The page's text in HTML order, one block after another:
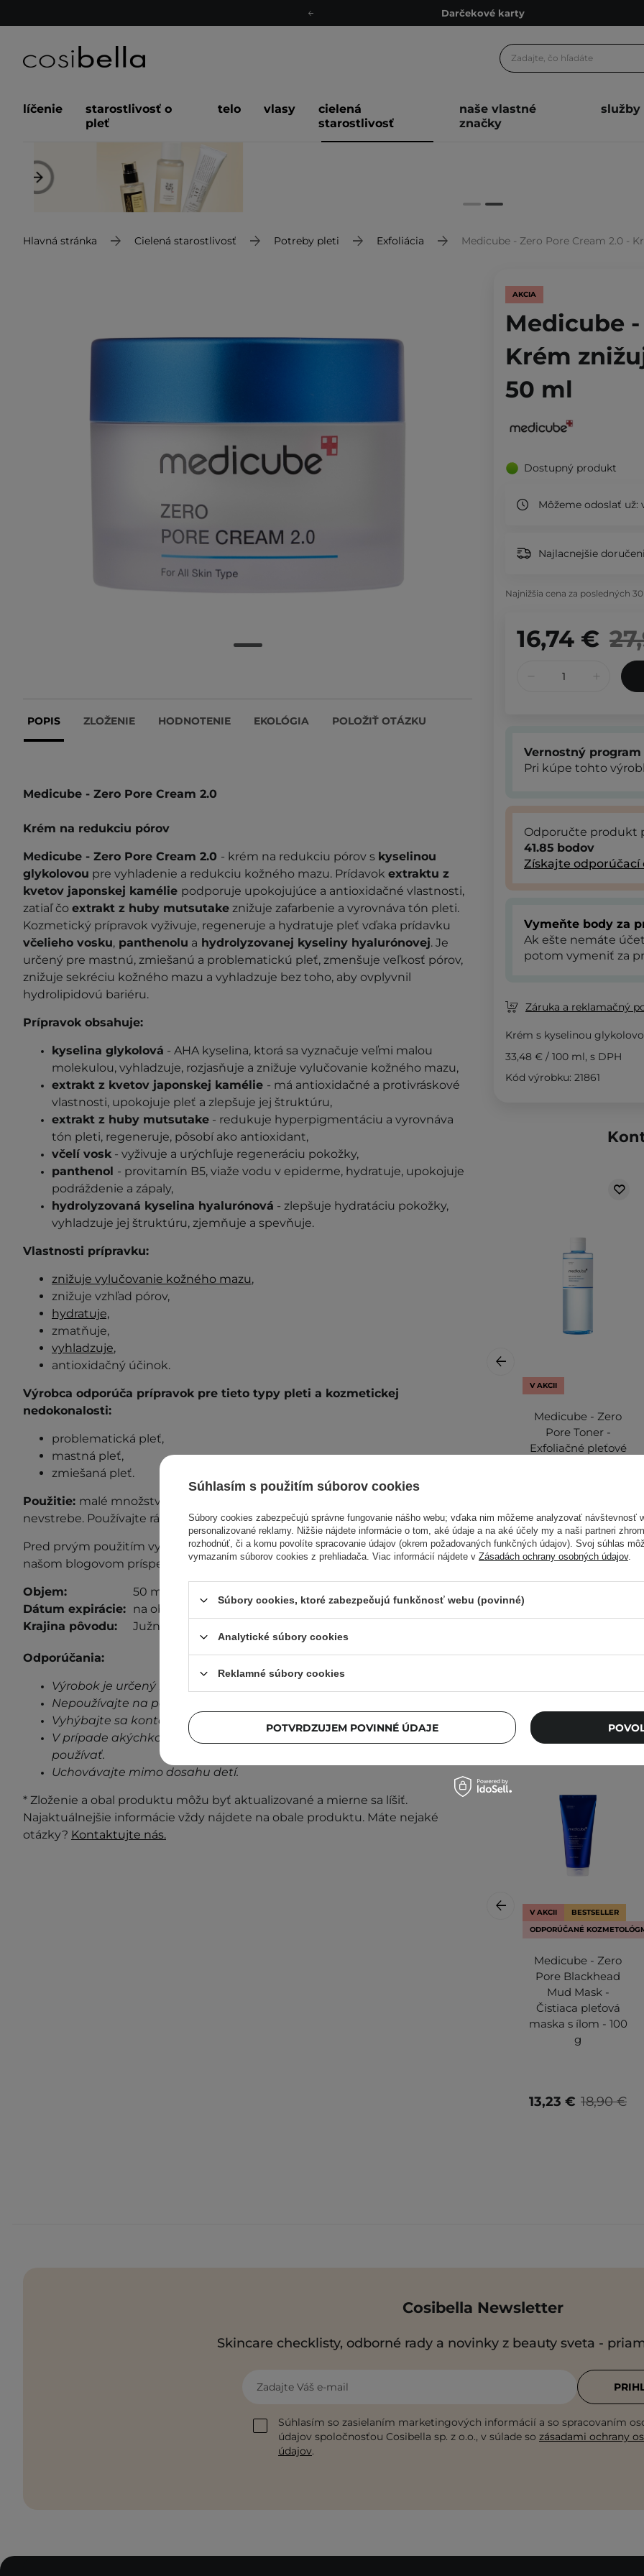
Darčekové karty
Odmeňovací program
Darčekové karty
líčenie
starostlivosť o
pleť
telo vlasy
cielená
starostlivosť
naše vlastné
značky
služby
Hlavná stránka Cielená starostlivosť Potreby pleti Exfoliácia Medicube - Zero Pore Cream 2.0 -
POPIS ZLOŽENIE HODNOTENIE EKOLÓGIA POLOŽIŤ OTÁZKU
Medicube - Zero Pore Cream 2.0
Krém na redukciu pórov
Medicube - Zero Pore Cream 2.0 - krém na redukciu pórov s kyselinou
glykolovou pre vyhladenie a redukciu kožného mazu. Prídavok extraktu z
kvetov japonskej kamélie podporuje upokojujúce a antioxidačné vlastnosti,
zatiaľ čo extrakt z huby mutsutake znižuje zafarbenie a vyrovnáva tón pleti.
Kozmetický prípravok vyživuje, regeneruje a hydratuje pleť vďaka prídavku
včelieho vosku, panthenolu a hydrolyzovanej kyseliny hyalurónovej. Je
určený pre mastnú, zmiešanú a problematickú pleť, zmenšuje veľkosť pórov,
znižuje sekréciu kožného mazu a vyhladzuje bez toho, aby ovplyvnil
hydrolipidovú bariéru.
Prípravok obsahuje:
kyselina glykolová - AHA kyselina, ktorá sa vyznačuje veľmi malou
molekulou, vyhladzuje, rozjasňuje a znižuje vylučovanie kožného mazu,
extrakt z kvetov japonskej kamélie - má antioxidačné a protivráskové
vlastnosti, upokojuje pleť a zlepšuje jej štruktúru,
extrakt z huby mutsutake - redukuje hyperpigmentáciu a vyrovnáva
tón pleti, regeneruje, pôsobí ako antioxidant,
včelí vosk - vyživuje a urýchľuje regeneráciu pokožky,
panthenol - provitamín B5, viaže vodu v epiderme, hydratuje, upokojuje
podráždenie a zápaly,
hydrolyzovaná kyselina hyalurónová - zlepšuje hydratáciu pokožky,
vyhladzuje jej štruktúru, zjemňuje a spevňuje.
Vlastnosti prípravku:
znižuje vylučovanie kožného mazu,
znižuje vzhľad pórov,
hydratuje,
zmatňuje,
vyhladzuje,
antioxidačný účinok.
Výrobca odporúča prípravok pre tieto typy pleti a kozmetickej
nedokonalosti:
problematická pleť,
mastná pleť,
zmiešaná pleť.
Použitie: malé množstvo krému naneste
nevstrebe. Používajte ráno alebo večer.
Pred prvým použitím vykonajte test znášanlivosti. Ďalšie informácie nájdete v
našom blogovom príspevku
"Test znášanlivosti".
Objem:
50 ml
Dátum expirácie: na obale.
Krajina pôvodu:
Južná Kórea
Odporúčania:
Výrobok je určený len na vonkajšie použitie.
Nepoužívajte na poškodenú pokožku.
Vyhýbajte sa kontaktu s očami.
V prípade akýchkoľvek známok podráždenia, prestaňte prípravok
používať.
Uchovávajte mimo dosahu detí.
* Zloženie a obal produktu môžu byť aktualizované a mierne sa líšiť.
Najaktuálnejšie informácie vždy nájdete na obale produktu. Máte nejaké
otázky? Kontaktujte nás.
AKCIA
Medicube
Krém
50 ml
Dostupný produkt
Môžeme odoslať už:
Najlacnejšie
Najnižšia cena za posledných
16,74 €
Vernostný program
Pri kúpe tohto
Odporučte produkt
41.85 bodov
Získajte odporúčací
Vymeňte body za
Ak ešte nemáte
potom vymeniť za
Záruka a reklamačný
Krém s kyselinou
33,48 € / 100 ml, s DPH
Kód výrobku: 21861
V AKCII
Medicube - Zero
Pore Toner -
Exfoliačné pleťové
15,80 €
12,64 €
V AKCII
BESTSELLER
ODPORÚČANÉ
Medicube - Zero
Pore Blackhead
Mud Mask -
Čistiaca pleťová
maska s ílom - 100
g
18,90 €
13,23 €
Cosibella Newsletter
Skincare checklisty, odborné rady a novinky z beauty sveta -
Zadajte Váš e-mail
Súhlasím so zasielaním marketingových informácií a so spracovaním
údajov spoločnosťou Cosibella sp. z o.o., v súlade so zásadami ochrany
údajov.
Súhlasím s použitím súborov cookies
Súbory cookies zabezpečujú správne fungovanie nášho webu; vďaka nim môžeme analyzovať návštevnosť
personalizované reklamy. Nižšie nájdete informácie o tom, aké údaje a na aké účely my a naši partneri
rozhodnúť, či a komu povolíte spracovanie údajov (okrem požadovaných funkčných údajov). Svoj súhlas
vymazaním súborov cookies z prehliadača. Viac informácií nájdete v Zásadách ochrany osobných údajov.
Súbory cookies, ktoré zabezpečujú funkčnosť webu (povinné)
Analytické súbory cookies
Reklamné súbory cookies
POTVRDZUJEM POVINNÉ ÚDAJE